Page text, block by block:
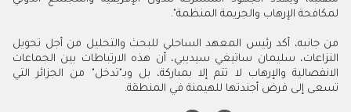
لمكافحة الإرهاب والجريمة المنظمة".
من جانبه، أكد رئيس المعهد الساحلي للبحث والتحليل من أجل تحويل
النزاعات، سليمان ساتيغي سيديبي، أن هذه الارتباطات بين الجماعات
الانفصالية والإرهاب لا تتم إلا بمباركة، بل وبـ"تدخل" من الجزائر التي
تسعى إلى فرض أجندتها للهيمنة في المنطقة.